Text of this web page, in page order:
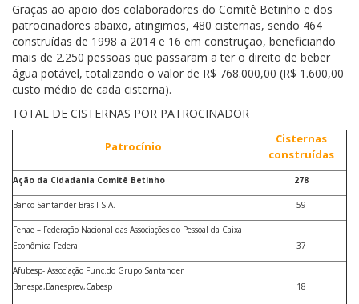
Graças ao apoio dos colaboradores do Comitê Betinho e dos
patrocinadores abaixo, atingimos, 480 cisternas, sendo 464
construídas de 1998 a 2014 e 16 em construção, beneficiando
mais de 2.250 pessoas que passaram a ter o direito de beber
água potável, totalizando o valor de R$ 768.000,00 (R$ 1.600,00
custo médio de cada cisterna).
TOTAL DE CISTERNAS POR PATROCINADOR
Patrocínio
Cisternas
construídas
Ação da Cidadania Comitê Betinho 278
Banco Santander Brasil S.A. 59
Fenae – Federação Nacional das Associações do Pessoal da Caixa
Econômica Federal
37
Afubesp- Associação Func.do Grupo Santander
Banespa,Banesprev,Cabesp
18